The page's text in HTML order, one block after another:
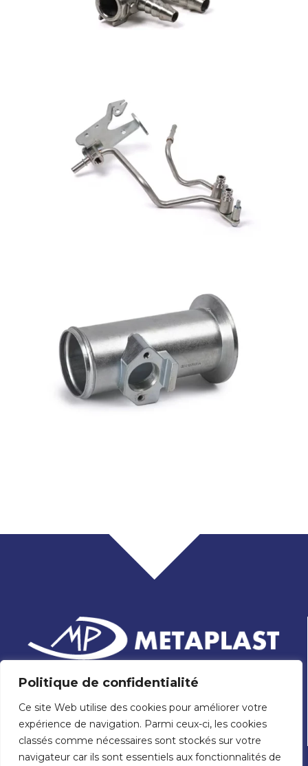
Politique de confidentialité
Ce site Web utilise des cookies pour améliorer votre
expérience de navigation. Parmi ceux-ci, les cookies
classés comme nécessaires sont stockés sur votre
navigateur car ils sont essentiels aux fonctionnalités de
Etablissements Daniel Piquet
33 rue Robert Nau
ZA des 11 Arpents
41000 BLOIS